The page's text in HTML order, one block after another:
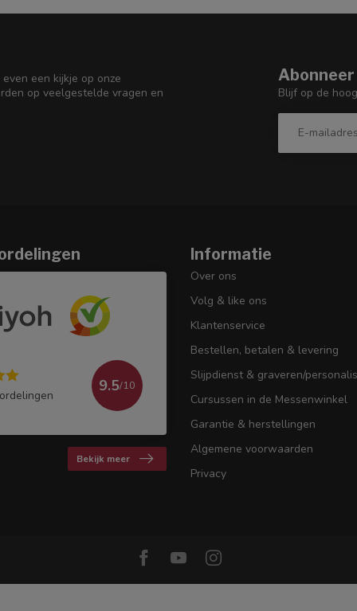
een kijkje op onze
op veelgestelde vragen en
Blijf op de
9.5/10
Bekijk meer
Informatie
Over ons
Volg & like ons
Klantenservice
Bestellen, betalen & levering
Slijpdienst & graveren/
Cursussen in de Messenwinkel
Garantie & herstellingen
Algemene voorwaarden
Privacy